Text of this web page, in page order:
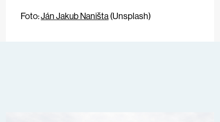
Foto:Ján Jakub Naništa(Unsplash)